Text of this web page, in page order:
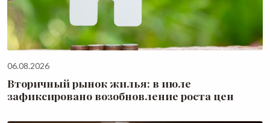
06.08.2026
Вторичный рынок жилья: в июле
зафиксировано возобновление роста цен